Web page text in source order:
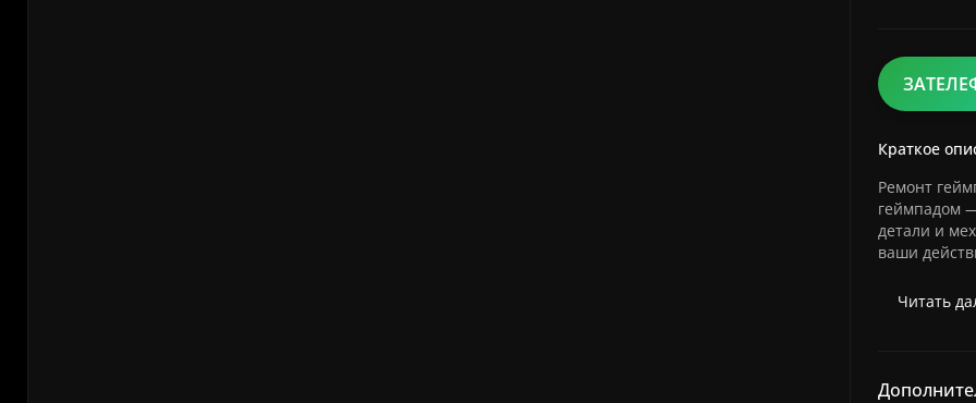
Краткое
Ремонт
геймпадом
детали и
ваши
Читать